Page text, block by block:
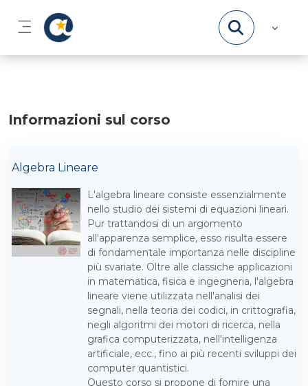
Pannello laterale
Informazioni sul corso
Algebra Lineare
L'algebra lineare consiste essenzialmente
nello studio dei sistemi di equazioni lineari.
Pur trattandosi di un argomento
all'apparenza semplice, esso risulta essere
di fondamentale importanza nelle discipline
più svariate. Oltre alle classiche applicazioni
in matematica, fisica e ingegneria, l'algebra
lineare viene utilizzata nell'analisi dei
segnali, nella teoria dei codici, in crittografia,
negli algoritmi dei motori di ricerca, nella
grafica computerizzata, nell'intelligenza
artificiale, ecc., fino ai più recenti sviluppi dei
computer quantistici.
Questo corso si propone di fornire una